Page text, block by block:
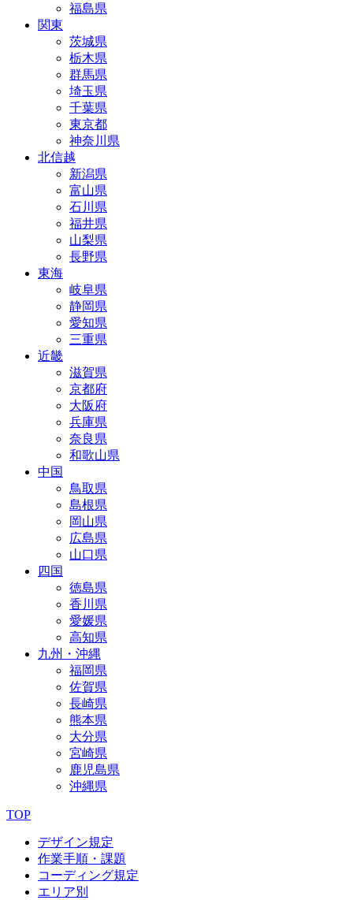
福島県
関東
茨城県
栃木県
群馬県
埼玉県
千葉県
東京都
神奈川県
北信越
新潟県
富山県
石川県
福井県
山梨県
長野県
東海
岐阜県
静岡県
愛知県
三重県
近畿
滋賀県
京都府
大阪府
兵庫県
奈良県
和歌山県
中国
鳥取県
島根県
岡山県
広島県
山口県
四国
徳島県
香川県
愛媛県
高知県
九州・沖縄
福岡県
佐賀県
長崎県
熊本県
大分県
宮崎県
鹿児島県
沖縄県
TOP
デザイン規定
作業手順・課題
コーディング規定
エリア別